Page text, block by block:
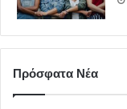
Πρόσφατα Νέα